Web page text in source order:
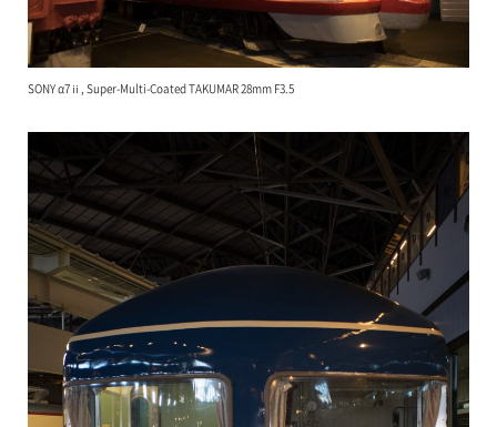
SONY α7ⅱ, Super-Multi-Coated TAKUMAR 28mm F3.5